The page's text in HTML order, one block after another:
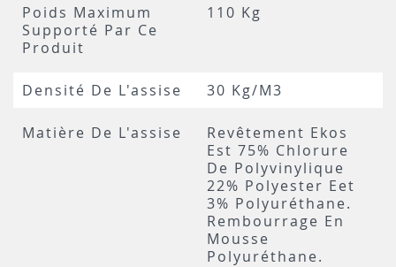
Poids Maximum
Supporté Par Ce
Produit
110 Kg
Densité De L'assise 30 Kg/m3
Matière De L'assise
Revêtement Ekos
Est 75% Chlorure
De Polyvinylique
22% Polyester Eet
3% Polyuréthane.
Rembourrage En
Mousse
Polyuréthane.